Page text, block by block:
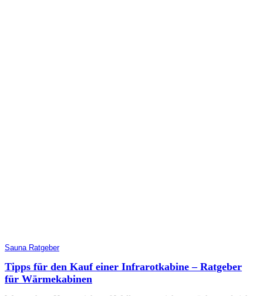
Sauna Ratgeber
Tipps für den Kauf einer Infrarotkabine – Ratgeber
für Wärmekabinen